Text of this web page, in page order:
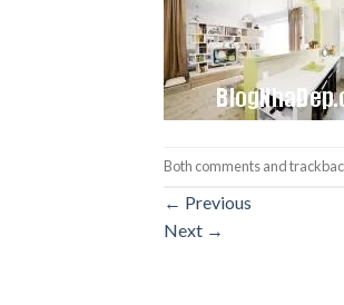
Both comments and
← Previous
Next →